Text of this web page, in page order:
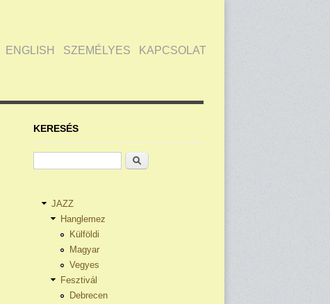
ENGLISH SZEMÉLYES KAPCSOLAT
KERESÉS
Keresés
JAZZ
Hanglemez
Külföldi
Magyar
Vegyes
Fesztivál
Debrecen